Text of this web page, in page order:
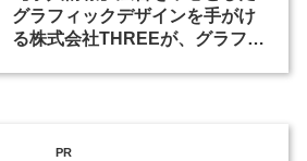
グラフィックデザインを手がけ
る株式会社THREEが、グラフィ
PR